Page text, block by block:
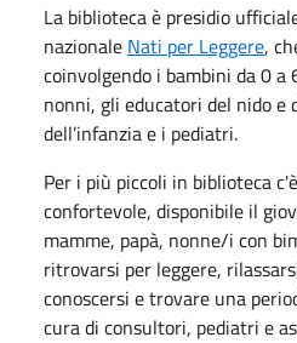
La biblioteca è presidio
nazionale Nati per Leggere,
coinvolgendo i bambini da 0
nonni, gli educatori del nido e
dell’infanzia e i pediatri.
Per i più piccoli in biblioteca
confortevole, disponibile il
mamme, papà, nonne/i con
ritrovarsi per leggere,
conoscersi e trovare una
cura di consultori, pediatri e